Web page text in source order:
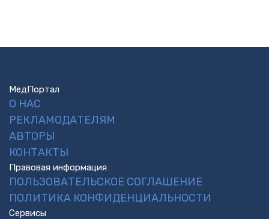
МедПортал
О НАС
РЕКЛАМОДАТЕЛЯМ
АВТОРЫ
КОНТАКТЫ
Правовая информация
ПОЛЬЗОВАТЕЛЬСКОЕ СОГЛАШЕНИЕ
ПОЛИТИКА КОНФИДЕНЦИАЛЬНОСТИ
Сервисы